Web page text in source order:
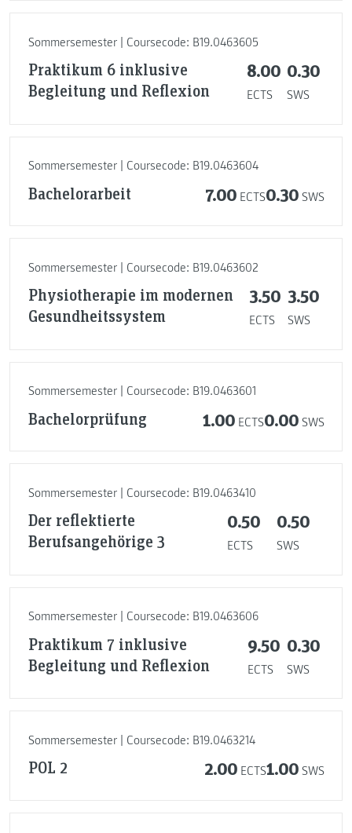
Sommersemester | Coursecode: B19.0463605
Praktikum 6 inklusive
Begleitung und Reflexion
8.00
ECTS
0.30
SWS
Sommersemester | Coursecode: B19.0463604
Bachelorarbeit 7.00 ECTS0.30 SWS
Sommersemester | Coursecode: B19.0463602
Physiotherapie im modernen
Gesundheitssystem
3.50
ECTS
3.50
SWS
Sommersemester | Coursecode: B19.0463601
Bachelorprüfung 1.00 ECTS0.00 SWS
Sommersemester | Coursecode: B19.0463410
Der reflektierte
Berufsangehörige 3
0.50
ECTS
0.50
SWS
Sommersemester | Coursecode: B19.0463606
Praktikum 7 inklusive
Begleitung und Reflexion
9.50
ECTS
0.30
SWS
Sommersemester | Coursecode: B19.0463214
POL 2 2.00 ECTS1.00 SWS